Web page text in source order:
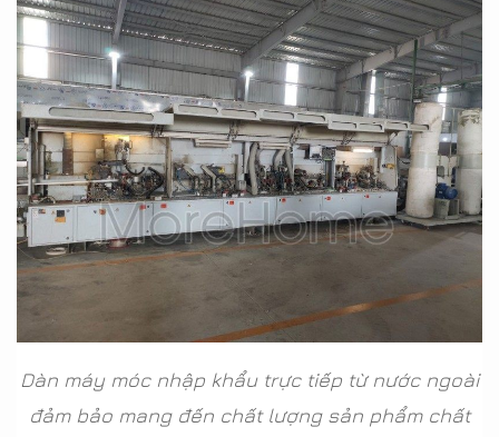
Dàn máy móc nhập khẩu trực tiếp từ nước ngoài
đảm bảo mang đến chất lượng sản phẩm chất